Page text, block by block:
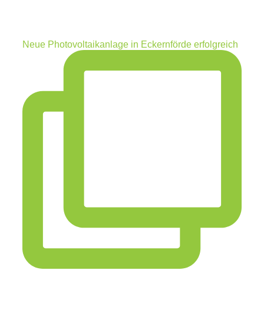
Neue Photovoltaikanlage in Eckernförde erfolgreich